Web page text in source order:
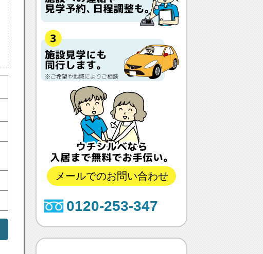
メールでのお問い合わせ
0120-253-347